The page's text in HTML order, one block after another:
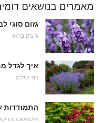
מאמרים בנושאים
גזום סוגי
ג'ונתן בראון
איך לגדל
רוד טילמן
התמודדות
איסאיאס